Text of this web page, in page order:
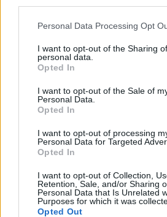
Personal Data Processing Opt
I want to opt-out of the Sharing
personal data.
Opted In
I want to opt-out of the Sale of
Personal Data.
Opted In
I want to opt-out of processing
Personal Data for Targeted
Opted In
I want to opt-out of Collection,
Retention, Sale, and/or Sharing
Personal Data that Is Unrelated
Purposes for which it was
Opted Out
2
·Ti stimo ·Rispondi
Pakal:Pippalo